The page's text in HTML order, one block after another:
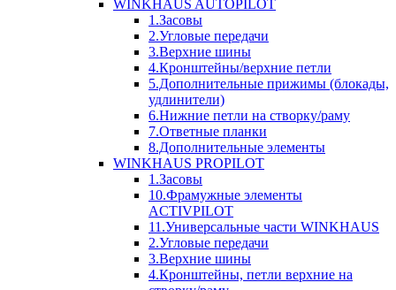
WINKHAUS AUTOPILOT
1.Засовы
2.Угловые передачи
3.Верхние шины
4.Кронштейны/верхние петли
5.Дополнительные прижимы (блокады,
удлинители)
6.Нижние петли на створку/раму
7.Ответные планки
8.Дополнительные элементы
WINKHAUS PROPILOT
1.Засовы
10.Фрамужные элементы
ACTIVPILOT
11.Универсальные части WINKHAUS
2.Угловые передачи
3.Верхние шины
4.Кронштейны, петли верхние на